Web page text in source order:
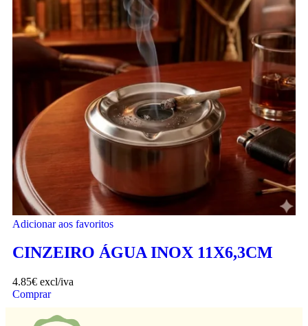
Adicionar aos favoritos
CINZEIRO ÁGUA INOX 11X6,3CM
4.85€ excl/iva
Comprar